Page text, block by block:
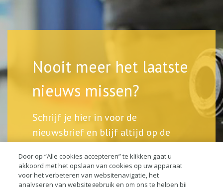
Nooit meer het laatste
nieuws missen?
Schrijf je hier in voor de
nieuwsbrief en blijf altijd op de
Door op “Alle cookies accepteren” te klikken gaat u
akkoord met het opslaan van cookies op uw apparaat
voor het verbeteren van websitenavigatie, het
analyseren van websitegebruik en om ons te helpen bij